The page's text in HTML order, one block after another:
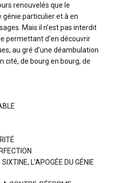
renouvelés que le
génie particulier et à en
Mais il n’est pas interdit
permettant d’en découvrir
au gré d’une déambulation
cité, de bourg en bourg, de
L’APOGÉE DU GÉNIE